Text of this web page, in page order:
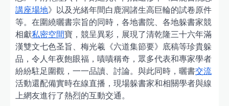
講座場地》以及光緒年間白鹿洞諸生高巨輪的試卷原件
等。在圍繞曬書宗旨的同時，各地書院、各地躲書家競
相獻私密空間寶，競呈異彩，展現了清乾隆三十六年滿
漢雙文七色圣旨、梅光羲《六道集節要》底稿等珍貴躲
品，令人年夜飽眼福，嘖嘖稱奇，眾多代表和專家學者
紛紛駐足圍觀，一一品讀、討論。與此同時，曬書交流
活動還配備實時在線直播，現場躲書家和相關學者與線
上網友進行了熱烈的互動交通。